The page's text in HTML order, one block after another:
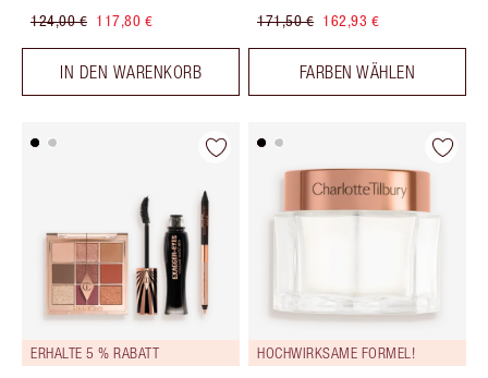
124,00 € 117,80 €
IN DEN WARENKORB
171,50 € 162,93 €
FARBEN WÄHLEN
ERHALTE 5 % RABATT HOCHWIRKSAME FORMEL!